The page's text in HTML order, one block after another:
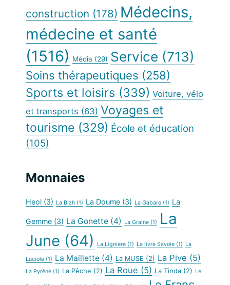
construction (178) Médecins,
médecine et santé
(1516) Média (29) Service (713)
Soins thérapeutiques (258)
Sports et loisirs (339) Voiture, vélo
et transports (63) Voyages et
tourisme (329) École et éducation
(105)
Monnaies
Heol (3) La Bizh (1) La Doume (3) La Gabare (1) La
Gemme (3) La Gonette (4) La Graine (1)
La
June (64) La Lignière (1) La livre Savoie (1) La
Luciole (1) La Maillette (4) La MUSE (2) La Pive (5)
La Pyrène (1) La Pêche (2) La Roue (5) La Tinda (2) Le